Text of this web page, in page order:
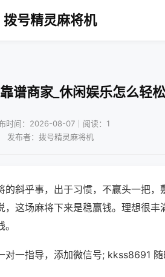
拨号精灵麻将机
谱商家_休闲娱乐怎么轻
时间：2026-08-07｜阅读：1
发布者：拨号精灵麻将机
斜乎事，出于习惯，不赢头一把，
这场麻将下来是稳赢钱。理想很丰
一指导，添加微信号; kkss8691 随